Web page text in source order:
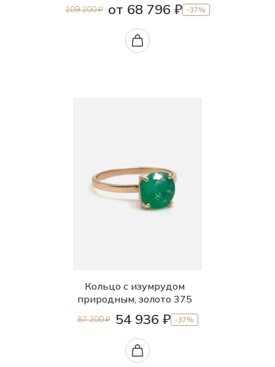
109 200 ₽ от 68 796 ₽ -37%
Кольцо с изумрудом
природным, золото 375
87 200 ₽ 54 936 ₽ -37%